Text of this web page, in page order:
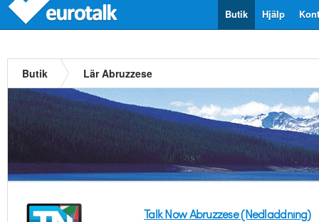
Hjälp
Butik
Butik Lär Abruzzese
Talk Now Abruzzese (Nedladdning)